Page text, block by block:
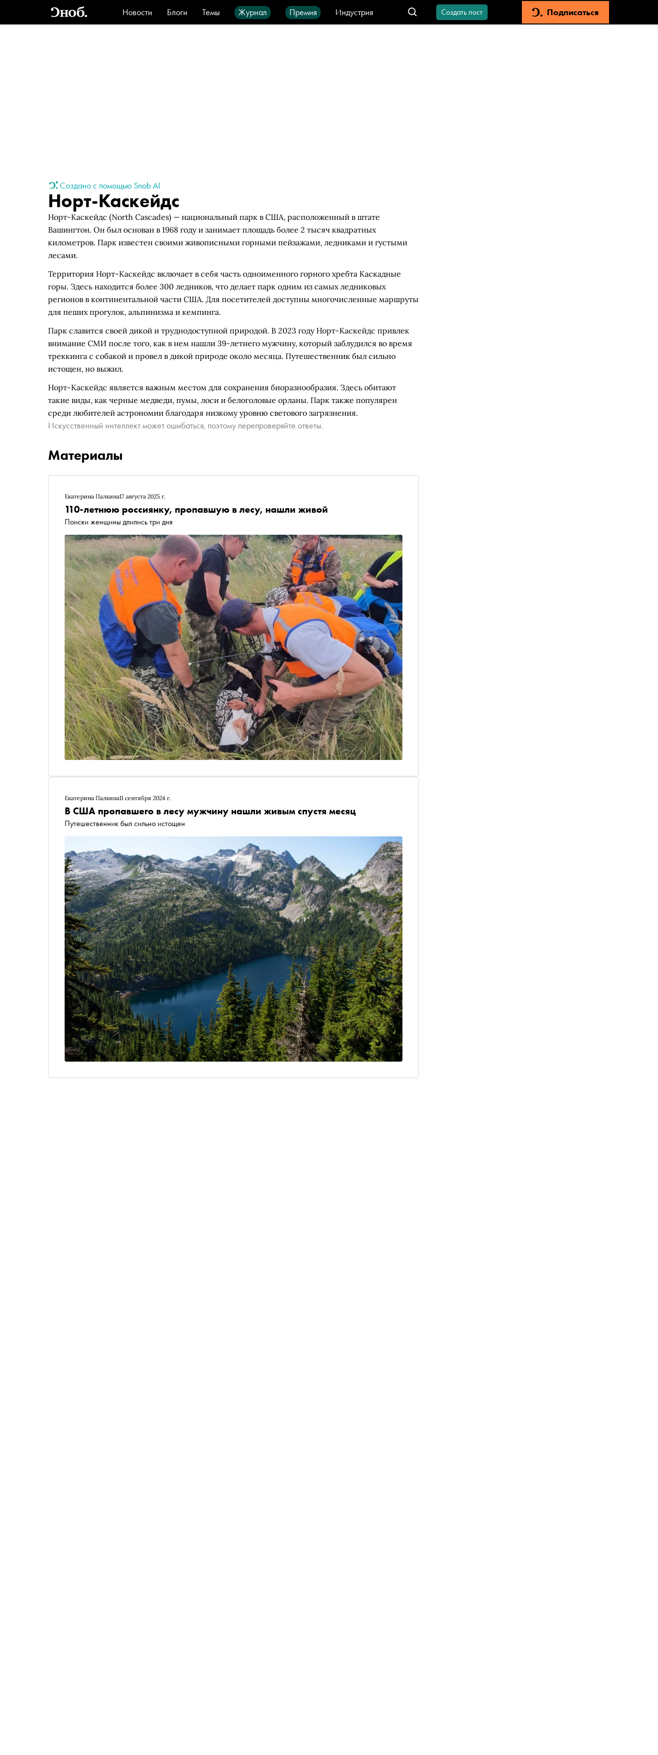
Новости Блоги Темы Журнал Премия
Индустрия
Стиль
Видео Город IT-продукты
Создать пост Подписаться
Создано с помощью Snob AI
Норт-Каскейдс
Норт-Каскейдс (North Cascades) — национальный парк в США, расположенный в штате
Вашингтон. Он был основан в 1968 году и занимает площадь более 2 тысяч квадратных
километров. Парк известен своими живописными горными пейзажами, ледниками и густыми
лесами.
Территория Норт-Каскейдс включает в себя часть одноименного горного хребта Каскадные
горы. Здесь находится более 300 ледников, что делает парк одним из самых ледниковых
регионов в континентальной части США. Для посетителей доступны многочисленные маршруты
для пеших прогулок, альпинизма и кемпинга.
Парк славится своей дикой и труднодоступной природой. В 2023 году Норт-Каскейдс привлек
внимание СМИ после того, как в нем нашли 39-летнего мужчину, который заблудился во время
треккинга с собакой и провел в дикой природе около месяца. Путешественник был сильно
истощен, но выжил.
Норт-Каскейдс является важным местом для сохранения биоразнообразия. Здесь обитают
такие виды, как черные медведи, пумы, лоси и белоголовые орланы. Парк также популярен
среди любителей астрономии благодаря низкому уровню светового загрязнения.
Искусственный интеллект может ошибаться, поэтому перепроверяйте ответы.
Материалы
Екатерина Палкина17 августа 2025 г.
110-летнюю россиянку, пропавшую в лесу, нашли живой
Поиски женщины длились три дня
Екатерина Палкина11 сентября 2024 г.
В США пропавшего в лесу мужчину нашли живым спустя месяц
Путешественник был сильно истощен